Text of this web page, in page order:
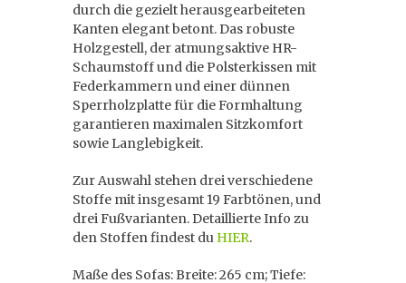
durch die gezielt herausgearbeiteten
Kanten elegant betont. Das robuste
Holzgestell, der atmungsaktive HR-
Schaumstoff und die Polsterkissen mit
Federkammern und einer dünnen
Sperrholzplatte für die Formhaltung
garantieren maximalen Sitzkomfort
sowie Langlebigkeit.
Zur Auswahl stehen drei verschiedene
Stoffe mit insgesamt 19 Farbtönen, und
drei Fußvarianten. Detaillierte Info zu
den Stoffen findest du HIER.
Maße des Sofas: Breite: 265 cm; Tiefe: